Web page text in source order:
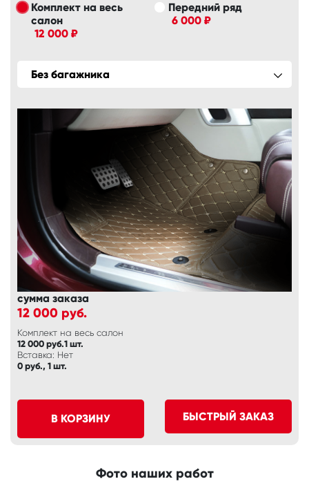
Комплект на весь
салон
12 000 ₽
Передний ряд
6 000 ₽
Без багажника
сумма заказа
12 000 руб.
Комплект на весь салон
12 000 руб.1 шт.
Вставка: Нет
0 руб., 1 шт.
В КОРЗИНУ БЫСТРЫЙ ЗАКАЗ
Фото наших работ